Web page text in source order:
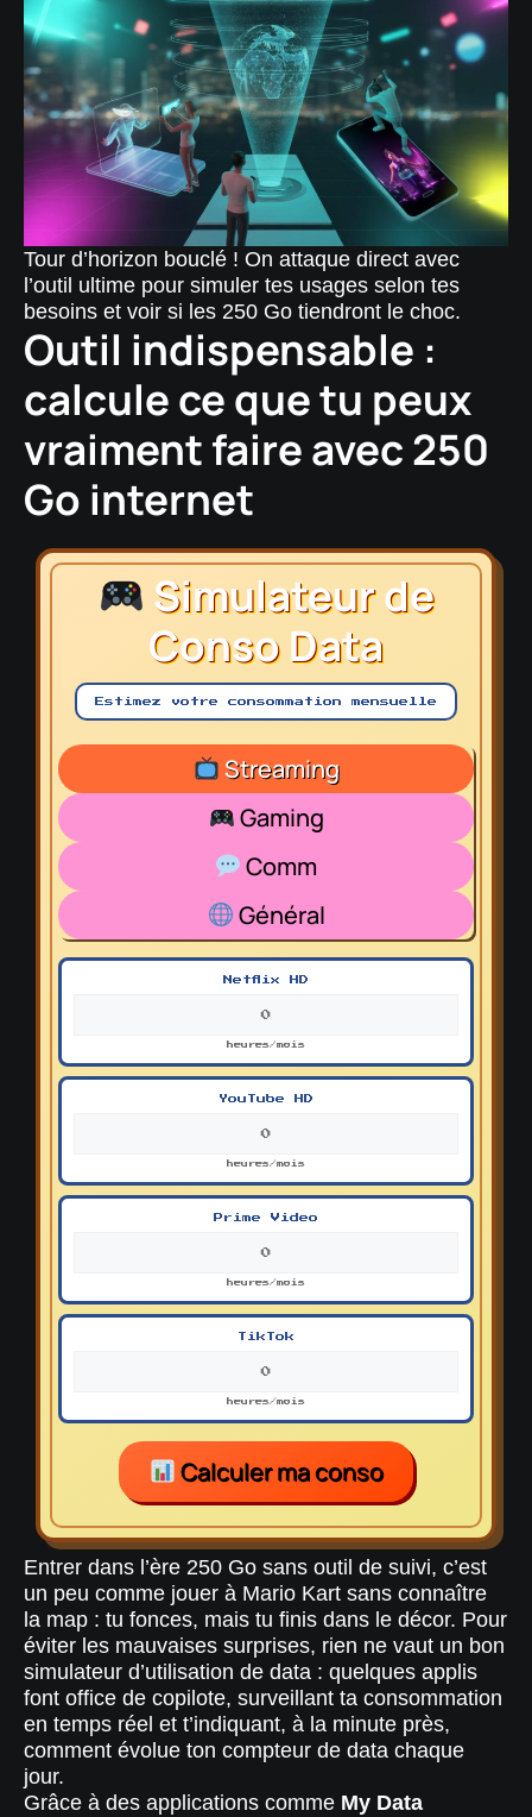
Tour d’horizon bouclé ! On attaque direct avec
l’outil ultime pour simuler tes usages selon tes
besoins et voir si les 250 Go tiendront le choc.
Outil indispensable :
calcule ce que tu peux
vraiment faire avec 250
Go internet
Simulateur de
Conso Data
Estimez votre consommation mensuelle
Streaming
Gaming
Comm
Général
Netflix HD
heures/mois
YouTube HD
heures/mois
Prime Video
heures/mois
TikTok
heures/mois
Calculer ma conso
Entrer dans l’ère 250 Go sans outil de suivi, c’est
un peu comme jouer à Mario Kart sans connaître
la map : tu fonces, mais tu finis dans le décor. Pour
éviter les mauvaises surprises, rien ne vaut un bon
simulateur d’utilisation de data : quelques applis
font office de copilote, surveillant ta consommation
en temps réel et t’indiquant, à la minute près,
comment évolue ton compteur de data chaque
jour.
Grâce à des applications comme My Data